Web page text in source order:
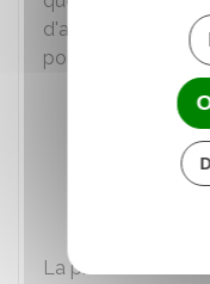
d'affichage. Pour
points suivants :
Date du
durée
Lisibilité
La preuve de cet